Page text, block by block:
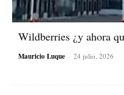
Wildberries ¿y ahora
Mauricio Luque - 24 julio, 2026